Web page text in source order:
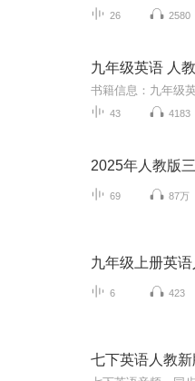
26 2580
九年级英语 人
43 4183
2025年人教版
69 87万
九年级上册英
6 423
七下英语人教